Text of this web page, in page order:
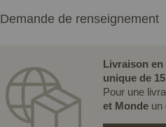
Demande de renseignement
Livraison
unique de
Pour une
et Monde un